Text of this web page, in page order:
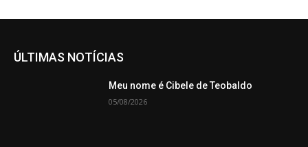
ÚLTIMAS NOTÍCIAS
Meu nome é Cibele de Teobaldo
05/08/2026